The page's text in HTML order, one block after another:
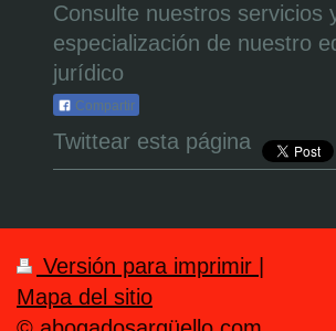
Consulte nuestros servicios
especialización de nuestro
jurídico
Compartir
Twittear esta página
Versión para imprimir
Mapa del sitio